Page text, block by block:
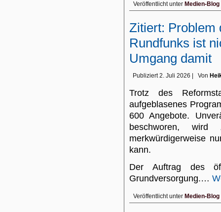
Veröffentlicht unter Medien-Blog
Zitiert: Problem
Rundfunks ist
Umgang damit
Publiziert 2. Juli 2026 Von
Trotz des
aufgeblasenes
600 Angebote.
beschworen, wird
merkwürdigerweise
kann.
Der Auftrag des
Grundversorgung.…
Veröffentlicht unter Medien-Blog